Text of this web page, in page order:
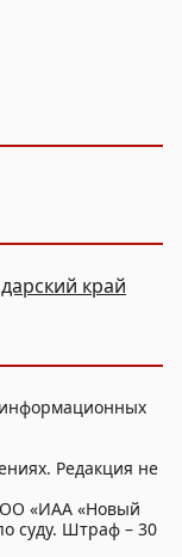
край
информационных
Редакция не
«ИАА «Новый
суду. Штраф – 30